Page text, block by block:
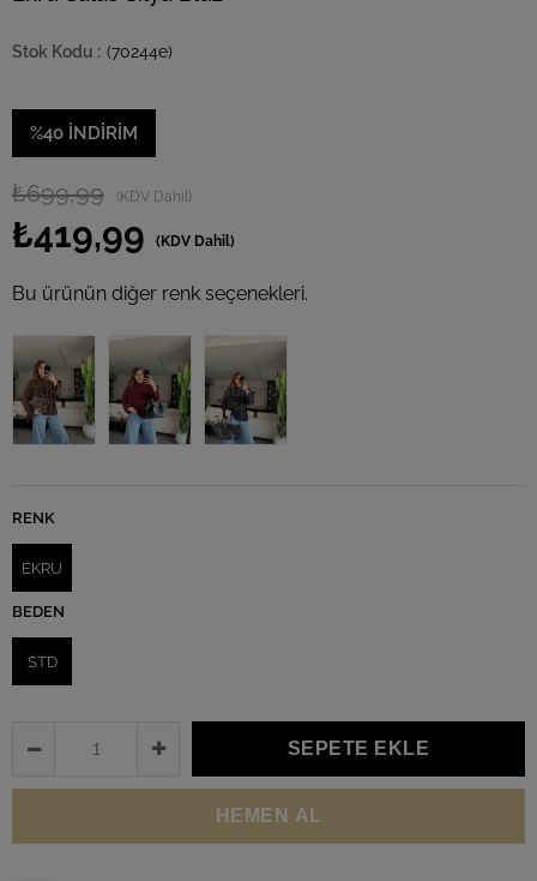
(70244e)
%40 İNDIRIM
₺699,99 (KDV Dahil)
₺419,99 (KDV Dahil)
Bu ürünün diğer renk seçenekleri.
Tükendi Tükendi
RENK
EKRU
BEDEN
STD